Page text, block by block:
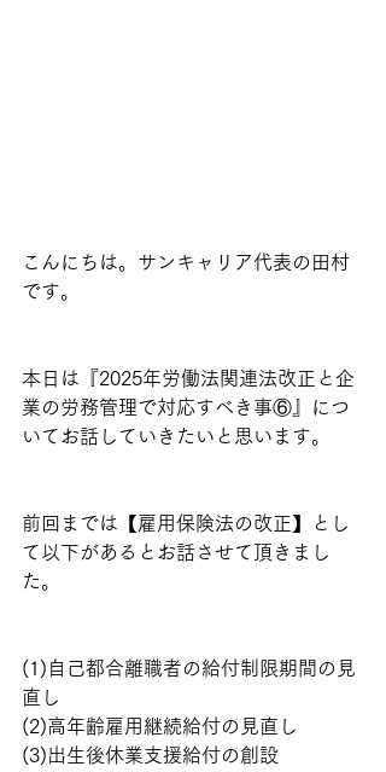
こんにちは。サンキャリア代表の田村
です。
本日は『2025年労働法関連法改正と企
業の労務管理で対応すべき事⑥』につ
いてお話していきたいと思います。
前回までは【雇用保険法の改正】とし
て以下があるとお話させて頂きまし
た。
(1)自己都合離職者の給付制限期間の見
直し
(2)高年齢雇用継続給付の見直し
(3)出生後休業支援給付の創設